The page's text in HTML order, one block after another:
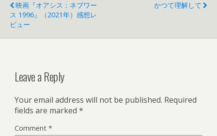
映画『オアシス：ネブワー
ス 1996』（2021年）感想レ
ビュー
かつて理解して
Leave a Reply
Your email address will not be published. Required
fields are marked *
Comment *